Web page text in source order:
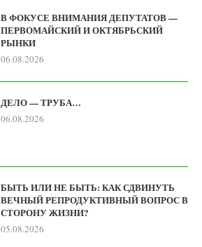
В ФОКУСЕ ВНИМАНИЯ ДЕПУТАТОВ —
ПЕРВОМАЙСКИЙ И ОКТЯБРЬСКИЙ
РЫНКИ
06.08.2026
ДЕЛО — ТРУБА…
06.08.2026
БЫТЬ ИЛИ НЕ БЫТЬ: КАК СДВИНУТЬ
ВЕЧНЫЙ РЕПРОДУКТИВНЫЙ ВОПРОС В
СТОРОНУ ЖИЗНИ?
05.08.2026